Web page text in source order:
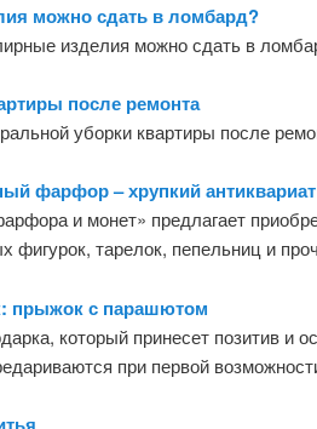
можно сдать в ломбард?
изделия можно сдать в
после ремонта
уборки квартиры после
фарфор – хрупкий
и монет» предлагает
фигурок, тарелок, пепельниц и
прыжок с парашютом
который принесет позитив
при первой